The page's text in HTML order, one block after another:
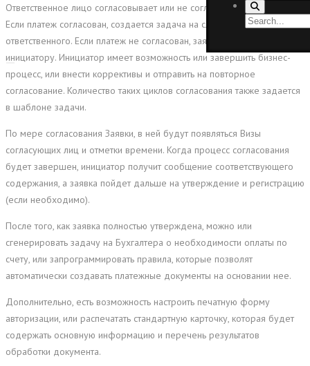
Ответственное лицо согласовывает или не согласовывает платеж.
Если платеж согласован, создается задача на следующий
ответственного. Если платеж не согласован, заявка возвращается к
инициатору. Инициатор имеет возможность или завершить бизнес-
процесс, или внести коррективы и отправить на повторное
согласование. Количество таких циклов согласования также задается
в шаблоне задачи.
По мере согласования Заявки, в ней будут появляться Визы
согласующих лиц и отметки времени. Когда процесс согласования
будет завершен, инициатор получит сообщение соответствующего
содержания, а заявка пойдет дальше на утверждение и регистрацию
(если необходимо).
После того, как заявка полностью утверждена, можно или
сгенерировать задачу на Бухгалтера о необходимости оплаты по
счету, или запрограммировать правила, которые позволят
автоматически создавать платежные документы на основании нее.
Дополнительно, есть возможность настроить печатную форму
авторизации, или распечатать стандартную карточку, которая будет
содержать основную информацию и перечень результатов
обработки документа.